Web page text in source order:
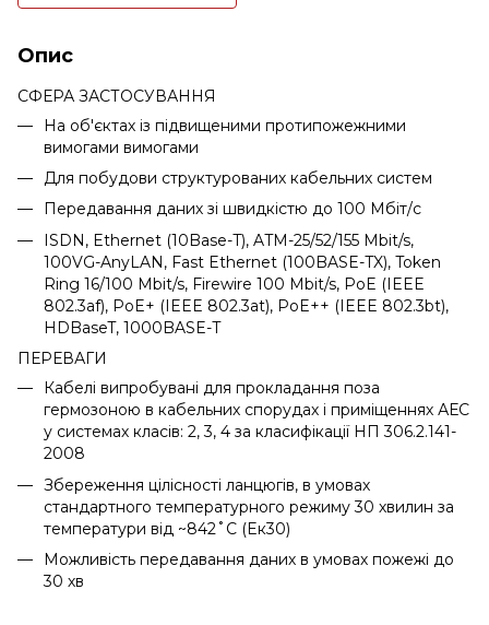
Опис
СФЕРА ЗАСТОСУВАННЯ
На об'єктах із підвищеними протипожежними
вимогами вимогами
Для побудови структурованих кабельних систем
Передавання даних зі швидкістю до 100 Мбіт/с
ISDN, Ethernet (10Base-T), ATM-25/52/155 Mbit/s,
100VG-AnyLAN, Fast Ethernet (100BASE-TX), Token
Ring 16/100 Mbit/s, Firewire 100 Mbit/s, PoE (IEEE
802.3af), PoE+ (IEEE 802.3at), PoE++ (IEEE 802.3bt),
HDBaseT, 1000BASE-T
ПЕРЕВАГИ
Кабелі випробувані для прокладання поза
гермозоною в кабельних спорудах і приміщеннях АЕС
у системах класів: 2, 3, 4 за класифікації НП 306.2.141-
2008
Збереження цілісності ланцюгів, в умовах
стандартного температурного режиму 30 хвилин за
температури від ~842˚С (Eк30)
Можливість передавання даних в умовах пожежі до
30 хв